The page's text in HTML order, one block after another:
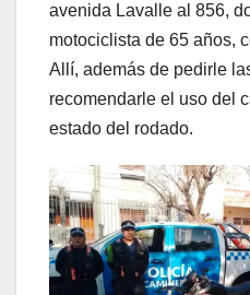
avenida Lavalle al 856,
motociclista de 65 años,
Allí, además de pedirle
recomendarle el uso del
estado del rodado.